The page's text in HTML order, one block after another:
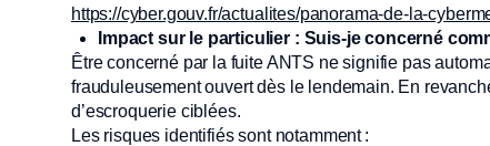
https://cyber.gouv.fr/actualites/panorama-de-la-
Impact sur le particulier : Suis-je concerné
Être concerné par la fuite ANTS ne signifie pas
frauduleusement ouvert dès le lendemain. En
d’escroquerie ciblées.
Les risques identifiés sont notamment :